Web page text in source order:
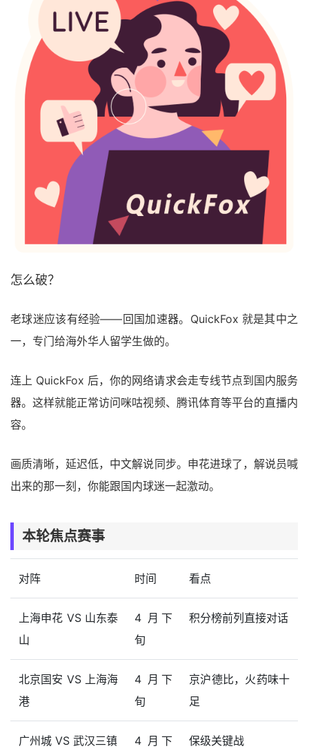
怎么破？
老球迷应该有经验——回国加速器。QuickFox 就是其中之
一，专门给海外华人留学生做的。
连上 QuickFox 后，你的网络请求会走专线节点到国内服务
器。这样就能正常访问咪咕视频、腾讯体育等平台的直播内
容。
画质清晰，延迟低，中文解说同步。申花进球了，解说员喊
出来的那一刻，你能跟国内球迷一起激动。
本轮焦点赛事
对阵 时间 看点
上海申花 VS 山东泰
山
4 月下
旬
积分榜前列直接对话
北京国安 VS 上海海
港
4 月下
旬
京沪德比，火药味十
足
广州城 VS 武汉三镇 4 月下 保级关键战